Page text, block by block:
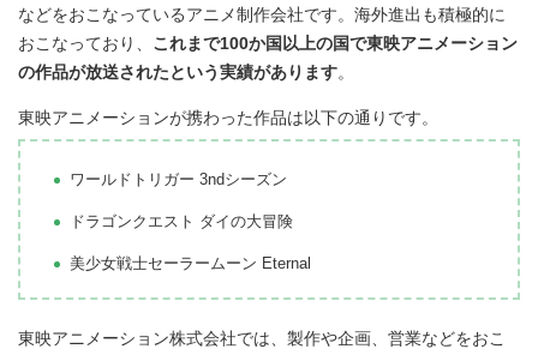
などをおこなっているアニメ制作会社です。海外進出も積極的に
おこなっており、 これまで100か国以上の国で東映アニメーション
の作品が放送されたという実績があります。
東映アニメーションが携わった作品は以下の通りです。
ワールドトリガー 3ndシーズン
ドラゴンクエスト ダイの大冒険
美少女戦士セーラームーン Eternal
東映アニメーション株式会社では、製作や企画、営業などをおこ